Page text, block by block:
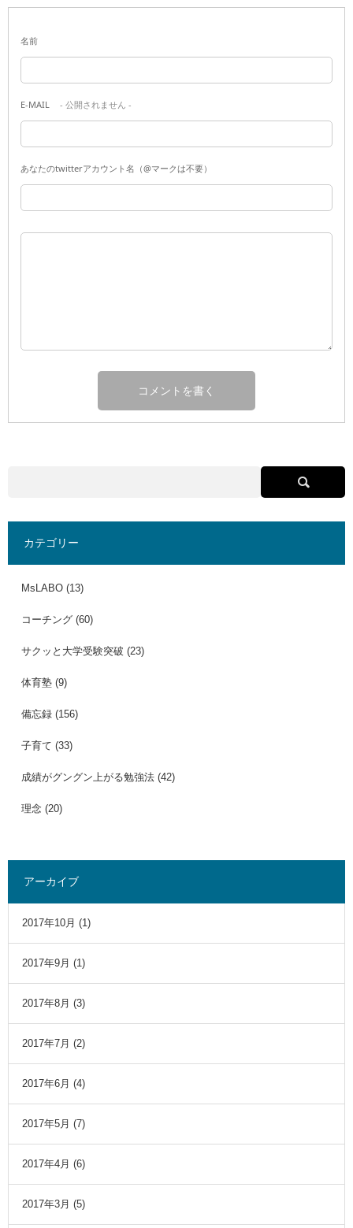
名前
E-MAIL - 公開されません -
あなたのtwitterアカウント名（@マークは不要）
カテゴリー
MsLABO (13)
コーチング (60)
サクッと大学受験突破 (23)
体育塾 (9)
備忘録 (156)
子育て (33)
成績がグングン上がる勉強法 (42)
理念 (20)
アーカイブ
2017年10月 (1)
2017年9月 (1)
2017年8月 (3)
2017年7月 (2)
2017年6月 (4)
2017年5月 (7)
2017年4月 (6)
2017年3月 (5)